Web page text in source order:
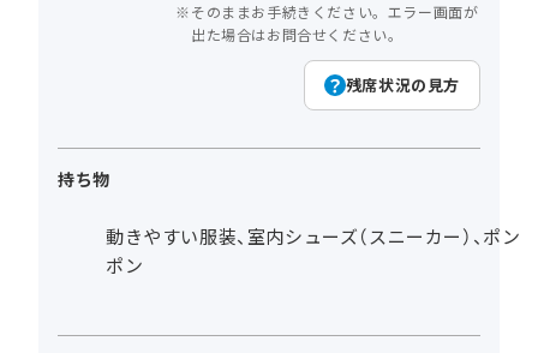
そのままお手続きください。エラー画面が
出た場合はお問合せください。
残席状況の見方
持ち物
動きやすい服装、室内シューズ（スニーカー）、ポン
ポン